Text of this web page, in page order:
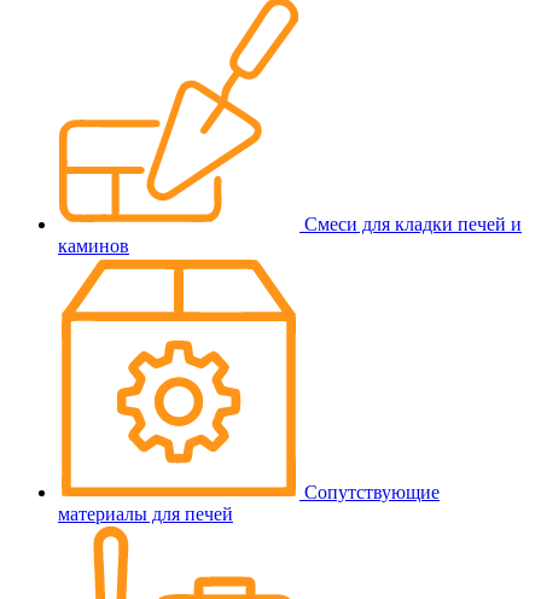
Смеси для кладки печей и
каминов
Сопутствующие
материалы для печей